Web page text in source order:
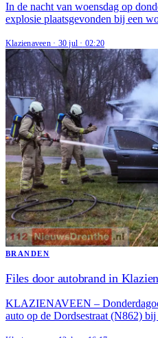
In de nacht van woensdag op
explosie plaatsgevonden bij een
Klazienaveen· 30 jul · 02:20
BRANDEN
Files door autobrand in
KLAZIENAVEEN –
auto op de Dordsestraat (N862)